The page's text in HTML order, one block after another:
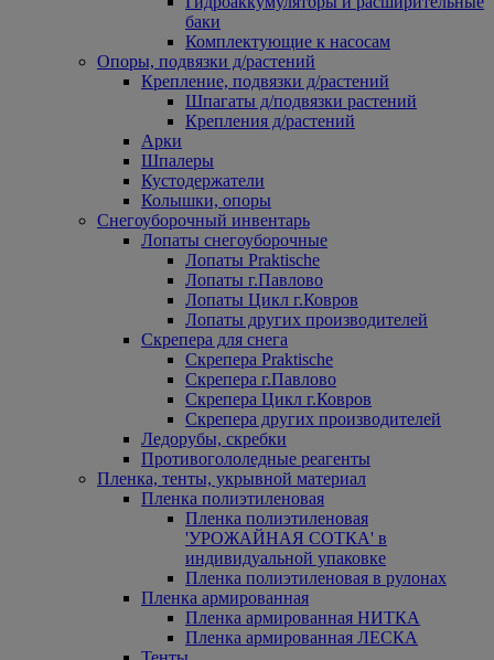
баки
Комплектующие к насосам
Опоры, подвязки д/растений
Крепление, подвязки д/растений
Шпагаты д/подвязки растений
Крепления д/растений
Арки
Шпалеры
Кустодержатели
Колышки, опоры
Снегоуборочный инвентарь
Лопаты снегоуборочные
Лопаты Praktische
Лопаты г.Павлово
Лопаты Цикл г.Ковров
Лопаты других производителей
Скрепера для снега
Скрепера Praktische
Скрепера г.Павлово
Скрепера Цикл г.Ковров
Скрепера других производителей
Ледорубы, скребки
Противогололедные реагенты
Пленка, тенты, укрывной материал
Пленка полиэтиленовая
Пленка полиэтиленовая
'УРОЖАЙНАЯ СОТКА' в
индивидуальной упаковке
Пленка полиэтиленовая в рулонах
Пленка армированная
Пленка армированная НИТКА
Пленка армированная ЛЕСКА